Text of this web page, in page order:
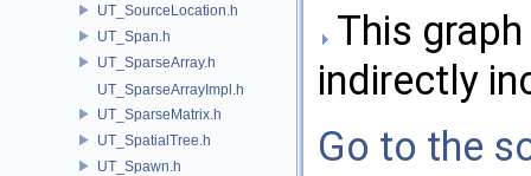
UT_SourceLocation.h
UT_Span.h
UT_SparseArray.h
UT_SparseArrayImpl.h
UT_SparseMatrix.h
UT_SpatialTree.h
UT_Spawn.h
This
indirectly
Go to the